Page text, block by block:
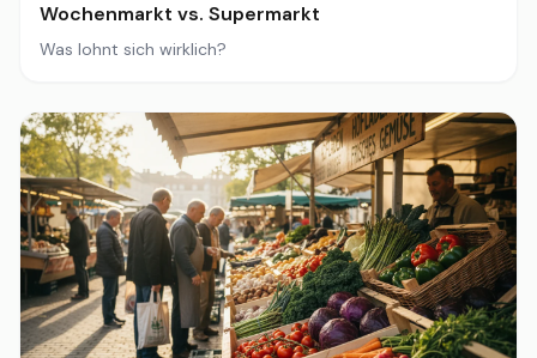
Wochenmarkt vs. Supermarkt
Was lohnt sich wirklich?